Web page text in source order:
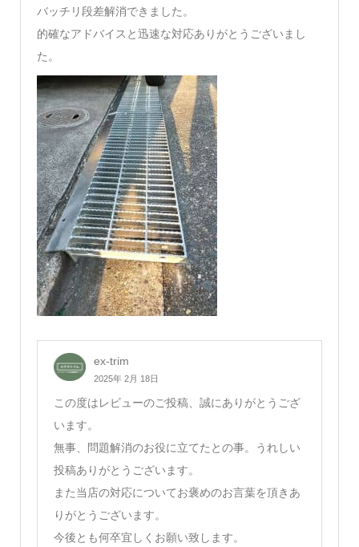
バッチリ段差解消できました。
的確なアドバイスと迅速な対応ありがとうございまし
た。
ex-trim
2025年 2月 18日
この度はレビューのご投稿、誠にありがとうござ
います。
無事、問題解消のお役に立てたとの事。うれしい
投稿ありがとうございます。
また当店の対応についてお褒めのお言葉を頂きあ
りがとうございます。
今後とも何卒宜しくお願い致します。